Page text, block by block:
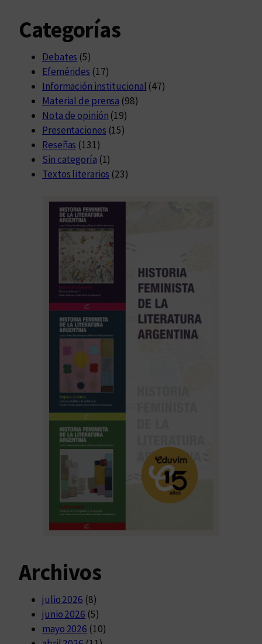
Categorías
Debates (5)
Efemérides (17)
Información institucional (47)
Material de prensa (98)
Nota de opinión (19)
Presentaciones (15)
Reseñas (131)
Sin categoría (1)
Textos literarios (23)
Archivos
julio 2026 (8)
junio 2026 (5)
mayo 2026 (10)